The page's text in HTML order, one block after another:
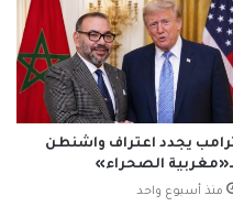
يجدد اعتراف واشنطن
الصحراء»
منذ أسبوع واحد